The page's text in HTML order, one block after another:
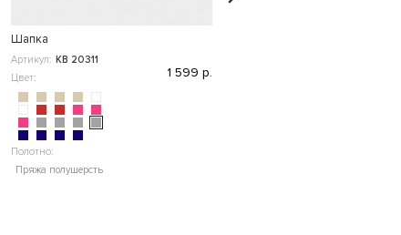
Шапка
Артикул: КВ 20311
Цвет:
Полотно:
Пряжа полушерсть
1 599 р.